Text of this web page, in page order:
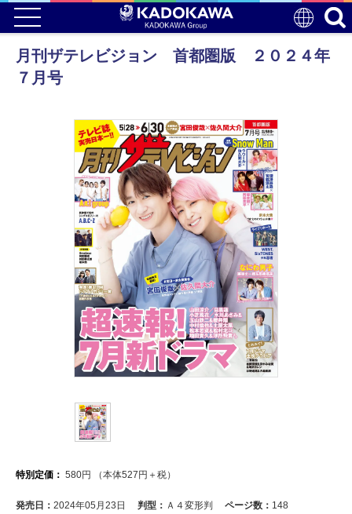
月刊ザテレビジョン 首都圏版 ２０２４年
７月号
特別定価： 580円 （本体527 円＋税）
発売日： 2024年05月23日 判型： Ａ４変形判 ページ数： 148